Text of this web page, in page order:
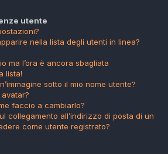
utente
nella lista degli utenti in linea?
ma l’ora è ancora sbagliata
lista!
sotto il mio nome utente?
faccio a cambiarlo?
collegamento all’indirizzo di posta di un
come utente registrato?